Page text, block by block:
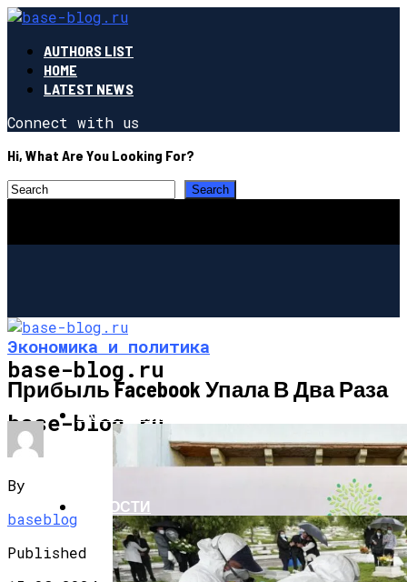
AUTHORS LIST
HOME
LATEST NEWS
Connect with us
Hi, What Are You Looking For?
base-blog.ru
base-blog.ru
ЭКОНОМИКА И ПОЛИТИКА
НОВОСТИ
Экономика и политика
Прибыль Facebook Упала В Два Раза
By
baseblog
Published